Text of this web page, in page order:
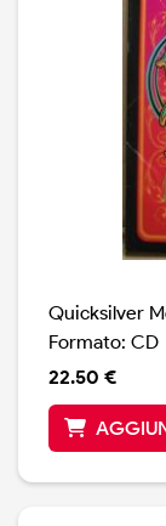
Quicksilver
Formato: CD
22.50 €